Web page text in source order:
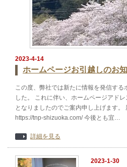
2023-4-14
ホームページお引越しのお
この度、弊社では新たに情報を発信する
した。 これに伴い、ホームページアド
となりましたのでご案内申し上げます。
https://tnp-shizuoka.com/ 今後とも宜…
詳細を見る
2023-1-30